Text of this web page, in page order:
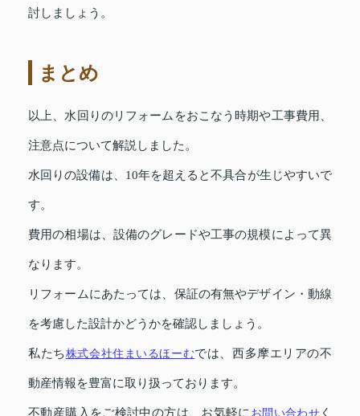
討しましょう。
まとめ
以上、水回りのリフォームをおこなう時期や工事費用、
注意点について解説しました。
水回りの設備は、10年を超えると不具合が生じやすいで
す。
費用の相場は、設備のグレードや工事の規模によって異
なります。
リフォームにあたっては、保証の有無やデザイン・動線
を考慮した設計かどうかを確認しましょう。
私たち株式会社住まいるほーむでは、西多摩エリアの不
動産情報を豊富に取り扱っております。
不動産購入をご検討中の方は、お気軽に お問い合わせ く